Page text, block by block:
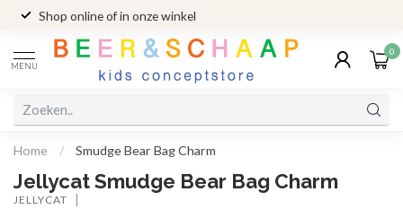
Shop online of in onze winkel
MENU
0
Home / Smudge Bear Bag Charm
Jellycat Smudge Bear Bag Charm
JELLYCAT